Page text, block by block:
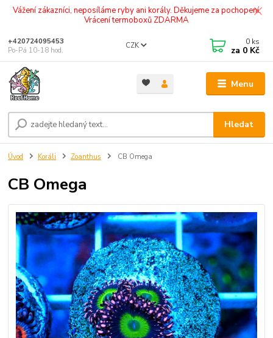
Vážení zákazníci, neposíláme ryby ani korály. Děkujeme za pochopení.
Vrácení termoboxů ZDARMA
Menu
CZK
Hledat
+420724095453
Po-Pá 10-18 hod.
0 ks
za 0 Kč
Úvod Koráli Zoanthus CB Omega
CB Omega